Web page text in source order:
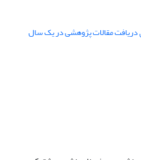
مقالات پژوهشی در یک سال